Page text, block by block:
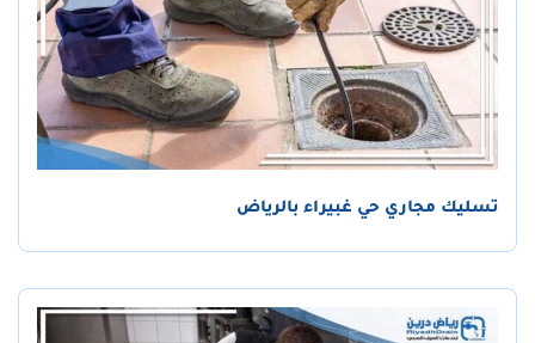
تسليك مجاري حي غبيراء بالرياض